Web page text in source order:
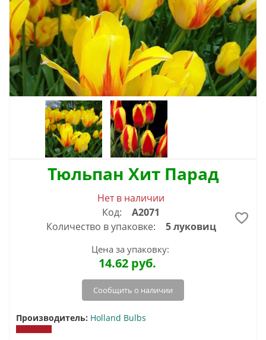
Тюльпан Хит Парад
Нет в наличии
Код:
А2071
Количество в упаковке:
5 луковиц
Цена за упаковку:
14.62руб.
Сообщить о наличии
Производитель: Holland Bulbs